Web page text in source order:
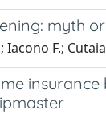
myth
F.;